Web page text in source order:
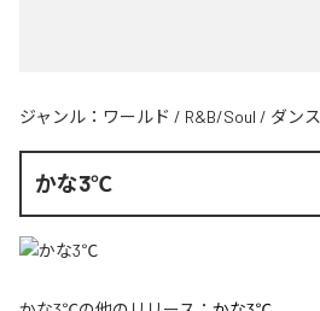
ジャンル： ワールド / R&B/Soul / ダンス
かな3℃